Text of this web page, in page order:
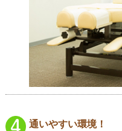
通いやすい環境！